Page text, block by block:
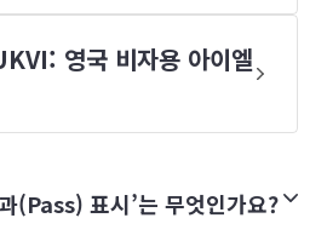
영국 비자용 아이엘
(Pass) 표시’는 무엇인가요?